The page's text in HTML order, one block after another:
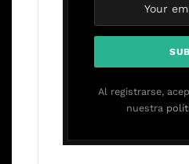
Al registrarse,
nuestra